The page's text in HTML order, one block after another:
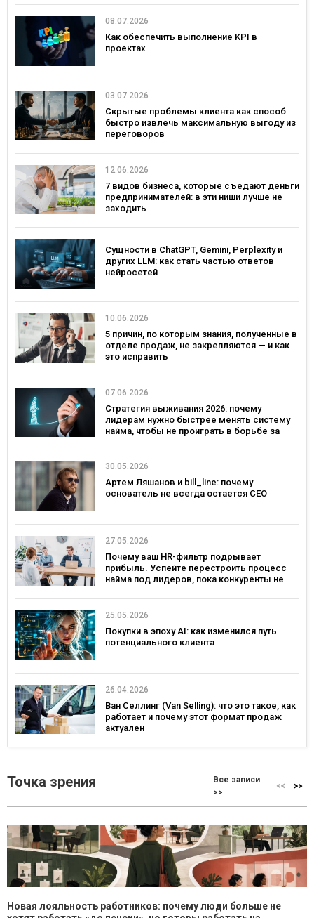
08.07.2026
Как обеспечить выполнение KPI в
проектах
03.07.2026
Скрытые проблемы клиента как способ
быстро извлечь максимальную выгоду из
переговоров
12.06.2026
7 видов бизнеса, которые съедают деньги
предпринимателей: в эти ниши лучше не
заходить
Сущности в ChatGPT, Gemini, Perplexity и
других LLM: как стать частью ответов
нейросетей
10.06.2026
5 причин, по которым знания, полученные в
отделе продаж, не закрепляются — и как
это исправить
07.06.2026
Стратегия выживания 2026: почему
лидерам нужно быстрее менять систему
найма, чтобы не проиграть в борьбе за
30.05.2026
Артем Ляшанов и bill_line: почему
основатель не всегда остается СЕО
27.05.2026
Почему ваш HR-фильтр подрывает
прибыль. Успейте перестроить процесс
найма под лидеров, пока конкуренты не
25.05.2026
Покупки в эпоху AI: как изменился путь
потенциального клиента
26.04.2026
Ван Селлинг (Van Selling): что это такое, как
работает и почему этот формат продаж
актуален
Точка зрения
Все записи
>>
Новая лояльность работников: почему люди больше не